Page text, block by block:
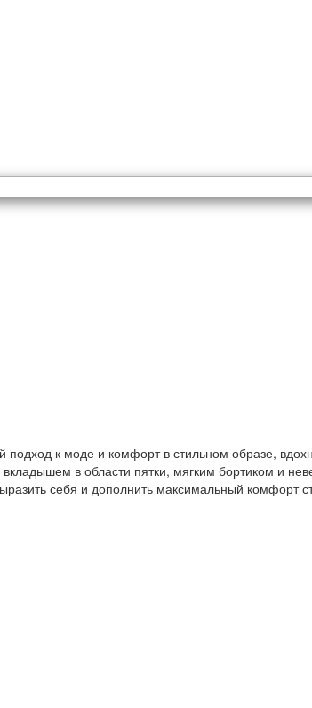
к моде и комфорт в стильном образе,
в области пятки, мягким бортиком и
себя и дополнить максимальный комфорт